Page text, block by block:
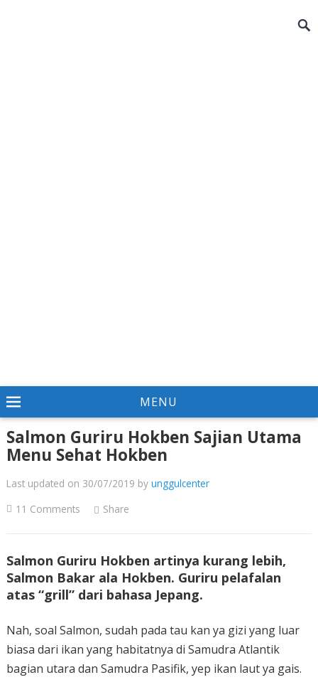
MENU
Salmon Guriru Hokben Sajian Utama
Menu Sehat Hokben
Last updated on 30/07/2019 by unggulcenter
11 Comments
Share
Salmon Guriru Hokben artinya kurang lebih,
Salmon Bakar ala Hokben. Guriru pelafalan
atas “grill” dari bahasa Jepang.
Nah, soal Salmon, sudah pada tau kan ya gizi yang luar
biasa dari ikan yang habitatnya di Samudra Atlantik
bagian utara dan Samudra Pasifik, yep ikan laut ya gais.